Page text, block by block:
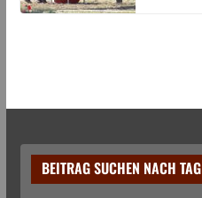
BEITRAG SUCHEN NACH TAG